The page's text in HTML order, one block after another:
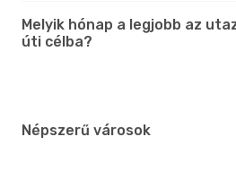
Melyik hónap a legjobb az
úti célba?
Népszerű városok